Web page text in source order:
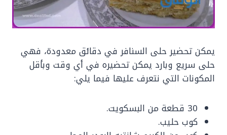
يمكن تحضير حلى السنافر في دقائق معدودة، فهي
حلى سريع وبارد يمكن تحضيره في أي وقت وبأقل
المكونات التي نتعرف عليها فيما يلي:
30 قطعة من البسكويت.
كوب حليب.